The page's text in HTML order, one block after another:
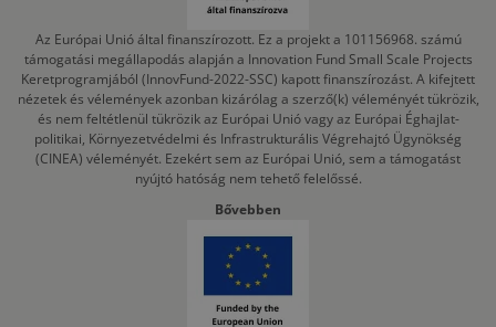
Az Európai Unió által finanszírozott. Ez a projekt a 101156968. számú
támogatási megállapodás alapján a Innovation Fund Small Scale Projects
Keretprogramjából (InnovFund-2022-SSC) kapott finanszírozást. A kifejtett
nézetek és vélemények azonban kizárólag a szerző(k) véleményét tükrözik,
és nem feltétlenül tükrözik az Európai Unió vagy az Európai Éghajlat-
politikai, Környezetvédelmi és Infrastrukturális Végrehajtó Ügynökség
(CINEA) véleményét. Ezekért sem az Európai Unió, sem a támogatást
nyújtó hatóság nem tehető felelőssé.
Bővebben